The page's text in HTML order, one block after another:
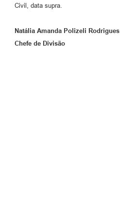
Civil, data supra.
Natália Amanda Polizeli Rodrigues
Chefe de Divisão